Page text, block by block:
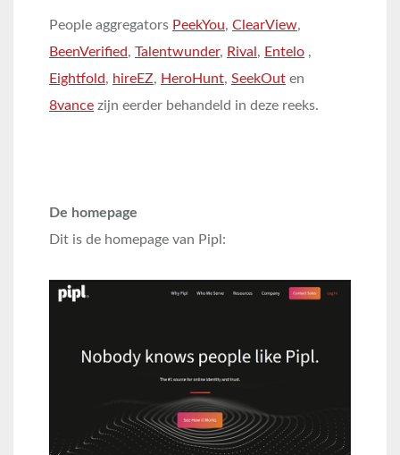
People aggregators PeekYou, ClearView,
BeenVerified, Talentwunder, Rival , Entelo ,
Eightfold, hireEZ, HeroHunt, SeekOut en
8vance zijn eerder behandeld in deze reeks.
De homepage
Dit is de homepage van Pipl: